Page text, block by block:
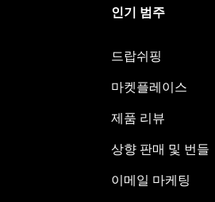
인기 범주
드랍쉬핑
마켓플레이스
제품 리뷰
상향 판매 및 번들
이메일 마케팅